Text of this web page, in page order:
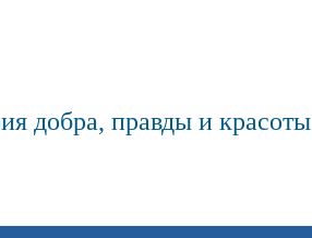
добра, правды и красоты